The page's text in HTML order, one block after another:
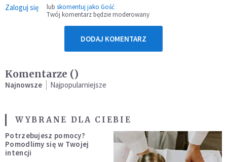
Zaloguj się lub skomentuj jako Gość
Twój komentarz będzie moderowany
DODAJ KOMENTARZ
Komentarze ()
Najnowsze Najpopularniejsze
WYBRANE DLA CIEBIE
Potrzebujesz pomocy?
Pomodlimy się w Twojej
intencji